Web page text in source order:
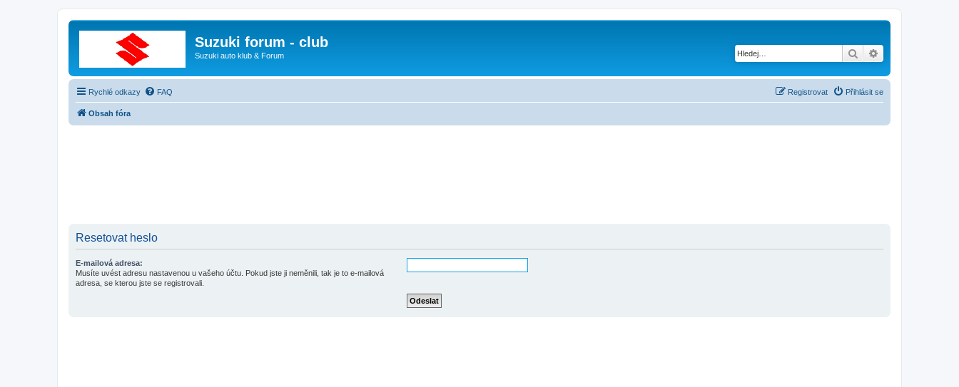
Suzuki forum - club
Suzuki auto klub & Forum Hledat
Rychlé odkazy FAQ Přihlásit se
Registrovat
Obsah fóra
Resetovat heslo
E-mailová adresa:
Musíte uvést adresu nastavenou u vašeho účtu. Pokud jste ji neměnili, tak je to e-mailová
adresa, se kterou jste se registrovali.